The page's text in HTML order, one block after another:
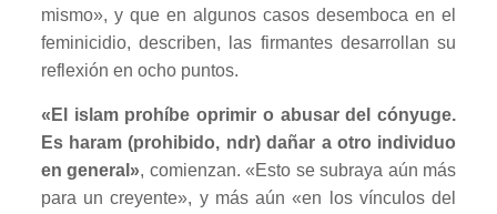
mismo», y que en algunos casos desemboca en el
feminicidio, describen, las firmantes desarrollan su
reflexión en ocho puntos.
«El islam prohíbe oprimir o abusar del cónyuge.
Es haram (prohibido, ndr) dañar a otro individuo
en general», comienzan. «Esto se subraya aún más
para un creyente», y más aún «en los vínculos del